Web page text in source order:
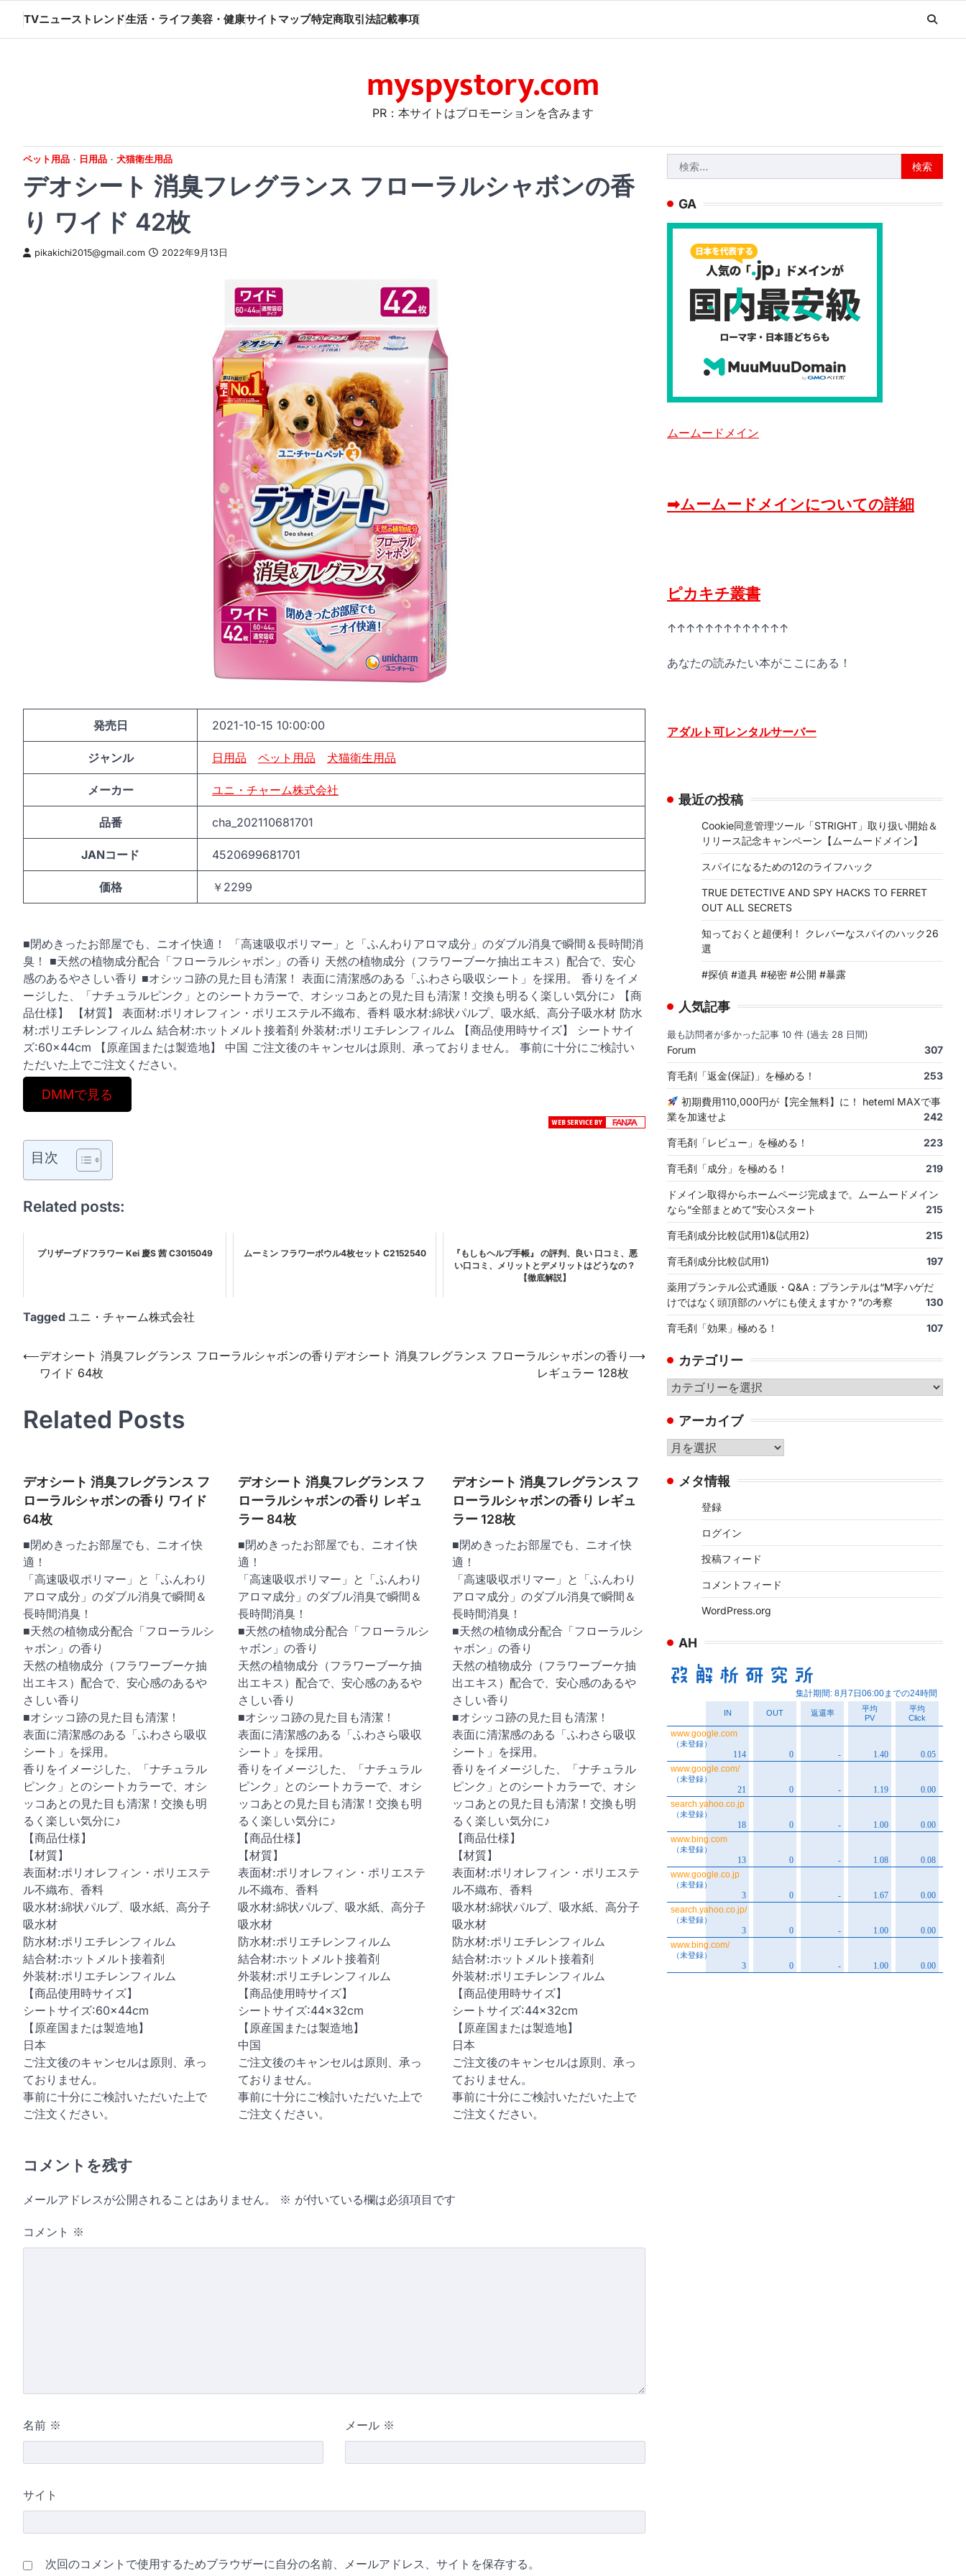
content
TVニューストレンド生活・ライフ美容・健康サイトマップ特定商取引法記載事項
myspystory.com
PR：本サイトはプロモーションを含みます
ペット用品 日用品 犬猫衛生用品
デオシート 消臭フレグランス フローラルシャボンの香
り ワイド 42枚
pikakichi2015@gmail.com 2022年9月13日
発売日 2021-10-15 10:00:00
ジャンル 日用品 ペット用品 犬猫衛生用品
メーカー ユニ・チャーム株式会社
品番 cha_202110681701
JANコード 4520699681701
価格 ￥2299
■閉めきったお部屋でも、ニオイ快適！ 「高速吸収ポリマー」と「ふんわりアロマ成分」のダブル消臭で瞬間＆長時間消
臭！ ■天然の植物成分配合「フローラルシャボン」の香り 天然の植物成分（フラワーブーケ抽出エキス）配合で、安心
感のあるやさしい香り ■オシッコ跡の見た目も清潔！ 表面に清潔感のある「ふわさら吸収シート」を採用。 香りをイメ
ージした、「ナチュラルピンク」とのシートカラーで、オシッコあとの見た目も清潔！交換も明るく楽しい気分に♪ 【商
品仕様】 【材質】 表面材:ポリオレフィン・ポリエステル不織布、香料 吸水材:綿状パルプ、吸水紙、高分子吸水材 防水
材:ポリエチレンフィルム 結合材:ホットメルト接着剤 外装材:ポリエチレンフィルム 【商品使用時サイズ】 シートサイ
ズ:60×44cm 【原産国または製造地】 中国 ご注文後のキャンセルは原則、承っておりません。 事前に十分にご検討い
ただいた上でご注文ください。
DMMで見る
目次
Related posts:
プリザーブドフラワー Kei 慶S 茜 C3015049 ムーミン フラワーボウル4枚セット C2152540
『もしもヘルプ手帳』 の評判、良い 口コミ、悪
い口コミ、メリットとデメリットはどうなの？
【徹底解説】
Tagged ユニ・チャーム株式会社
投
ビ
シ
ョ
ン
⟵デオシート 消臭フレグランス フローラルシャボンの香り
ワイド 64枚
デオシート 消臭フレグランス フローラルシャボンの香り
レギュラー 128枚
⟶
Related Posts
デオシート 消臭フレグランス フ
ローラルシャボンの香り ワイド
64枚
■閉めきったお部屋でも、ニオイ快
適！
「高速吸収ポリマー」と「ふんわり
アロマ成分」のダブル消臭で瞬間＆
長時間消臭！
■天然の植物成分配合「フローラルシ
ャボン」の香り
天然の植物成分（フラワーブーケ抽
出エキス）配合で、安心感のあるや
さしい香り
■オシッコ跡の見た目も清潔！
表面に清潔感のある「ふわさら吸収
シート」を採用。
香りをイメージした、「ナチュラル
ピンク」とのシートカラーで、オシ
ッコあとの見た目も清潔！交換も明
るく楽しい気分に♪
【商品仕様】
【材質】
表面材:ポリオレフィン・ポリエステ
ル不織布、香料
吸水材:綿状パルプ、吸水紙、高分子
吸水材
防水材:ポリエチレンフィルム
結合材:ホットメルト接着剤
外装材:ポリエチレンフィルム
【商品使用時サイズ】
シートサイズ:60×44cm
【原産国または製造地】
日本
ご注文後のキャンセルは原則、承っ
ておりません。
事前に十分にご検討いただいた上で
ご注文ください。
デオシート 消臭フレグランス フ
ローラルシャボンの香り レギュ
ラー 84枚
■閉めきったお部屋でも、ニオイ快
適！
「高速吸収ポリマー」と「ふんわり
アロマ成分」のダブル消臭で瞬間＆
長時間消臭！
■天然の植物成分配合「フローラルシ
ャボン」の香り
天然の植物成分（フラワーブーケ抽
出エキス）配合で、安心感のあるや
さしい香り
■オシッコ跡の見た目も清潔！
表面に清潔感のある「ふわさら吸収
シート」を採用。
香りをイメージした、「ナチュラル
ピンク」とのシートカラーで、オシ
ッコあとの見た目も清潔！交換も明
るく楽しい気分に♪
【商品仕様】
【材質】
表面材:ポリオレフィン・ポリエステ
ル不織布、香料
吸水材:綿状パルプ、吸水紙、高分子
吸水材
防水材:ポリエチレンフィルム
結合材:ホットメルト接着剤
外装材:ポリエチレンフィルム
【商品使用時サイズ】
シートサイズ:44×32cm
【原産国または製造地】
中国
ご注文後のキャンセルは原則、承っ
ておりません。
事前に十分にご検討いただいた上で
ご注文ください。
デオシート 消臭フレグランス フ
ローラルシャボンの香り レギュ
ラー 128枚
■閉めきったお部屋でも、ニオイ快
適！
「高速吸収ポリマー」と「ふんわり
アロマ成分」のダブル消臭で瞬間＆
長時間消臭！
■天然の植物成分配合「フローラルシ
ャボン」の香り
天然の植物成分（フラワーブーケ抽
出エキス）配合で、安心感のあるや
さしい香り
■オシッコ跡の見た目も清潔！
表面に清潔感のある「ふわさら吸収
シート」を採用。
香りをイメージした、「ナチュラル
ピンク」とのシートカラーで、オシ
ッコあとの見た目も清潔！交換も明
るく楽しい気分に♪
【商品仕様】
【材質】
表面材:ポリオレフィン・ポリエステ
ル不織布、香料
吸水材:綿状パルプ、吸水紙、高分子
吸水材
防水材:ポリエチレンフィルム
結合材:ホットメルト接着剤
外装材:ポリエチレンフィルム
【商品使用時サイズ】
シートサイズ:44×32cm
【原産国または製造地】
日本
ご注文後のキャンセルは原則、承っ
ておりません。
事前に十分にご検討いただいた上で
ご注文ください。
コメントを残す
メールアドレスが公開されることはありません。 ※ が付いている欄は必須項目です
コメント ※
名前 ※ メール ※
サイト
次回のコメントで使用するためブラウザーに自分の名前、メールアドレス、サイトを保存する。
索:
GA
ムームードメイン
➡ムームードメインについての詳細
ピカキチ叢書
↑↑↑↑↑↑↑↑↑↑↑↑↑
あなたの読みたい本がここにある！
アダルト可レンタルサーバー
最近の投稿
Cookie同意管理ツール「STRIGHT」取り扱い開始＆
リリース記念キャンペーン【ムームードメイン】
スパイになるための12のライフハック
TRUE DETECTIVE AND SPY HACKS TO FERRET
OUT ALL SECRETS
知っておくと超便利！ クレバーなスパイのハック26
選
#探偵 #道具 #秘密 #公開 #暴露
人気記事
最も訪問者が多かった記事 10 件 (過去 28 日間)
Forum 307
育毛剤「返金(保証)」を極める！ 253
初期費用110,000円が【完全無料】に！ heteml MAXで事
業を加速せよ
242
育毛剤「レビュー」を極める！ 223
育毛剤「成分」を極める！ 219
ドメイン取得からホームページ完成まで。ムームードメイン
なら“全部まとめて”安心スタート
215
育毛剤成分比較(試用1)&(試用2) 215
育毛剤成分比較(試用1) 197
薬用プランテル公式通販・Q&A：プランテルは“M字ハゲだ
けではなく頭頂部のハゲにも使えますか？”の考察
130
育毛剤「効果」極める！ 107
カテゴリー
カ
ゴ
リ
ー
アーカイブ
ア
カ メタ情報
登録
ログイン
投稿フィード
コメントフィード
WordPress.org
AH